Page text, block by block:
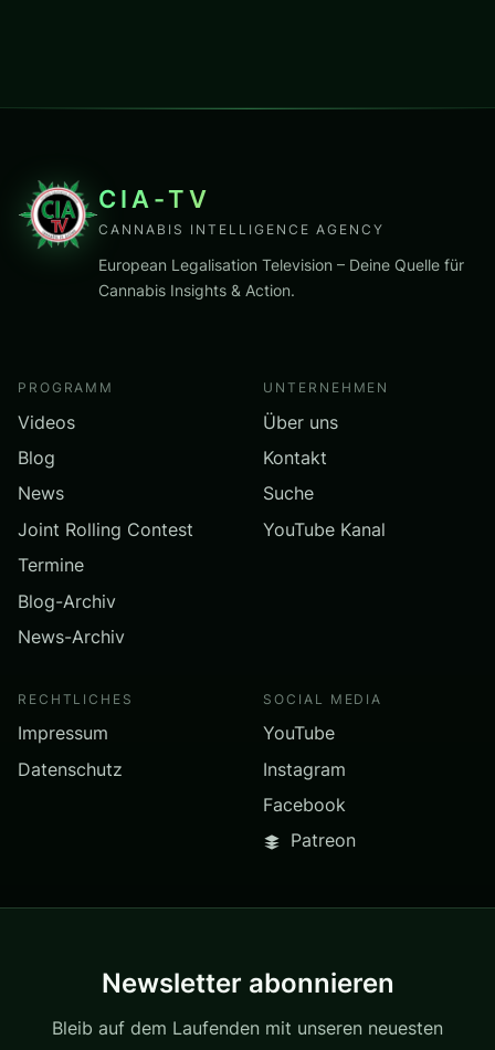
CIA-TV
CANNABIS INTELLIGENCE AGENCY
European Legalisation Television – Deine Quelle für
Cannabis Insights & Action.
PROGRAMM
Videos
Blog
News
Joint Rolling Contest
Termine
Blog-Archiv
News-Archiv
UNTERNEHMEN
Über uns
Kontakt
Suche
YouTube Kanal
RECHTLICHES
Impressum
Datenschutz
SOCIAL MEDIA
YouTube
Instagram
Facebook
Patreon
Newsletter abonnieren
Bleib auf dem Laufenden mit unseren neuesten